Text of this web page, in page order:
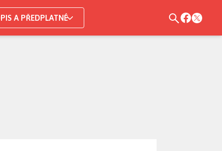
A PŘEDPLATNÉ